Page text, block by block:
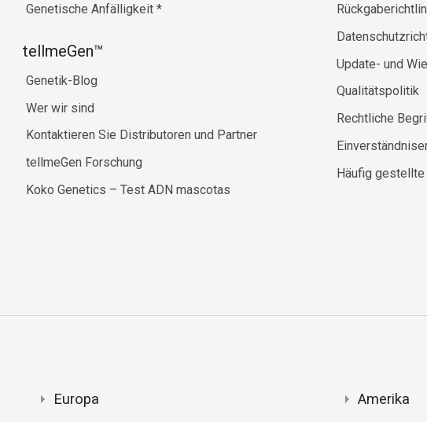
Genetische Anfälligkeit *
tellmeGen™
Genetik-Blog
Wer wir sind
Kontaktieren Sie Distributoren und Partner
tellmeGen Forschung
Koko Genetics – Test ADN mascotas
Update- und
Qualitätspolitik
Rechtliche
Häufig gestellte
Europa Amerika